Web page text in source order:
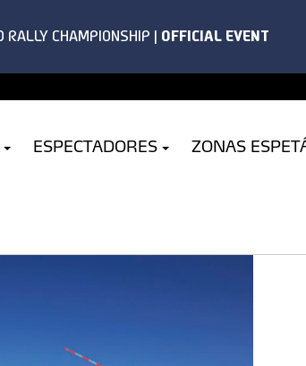
ESPECTADORES ZONAS